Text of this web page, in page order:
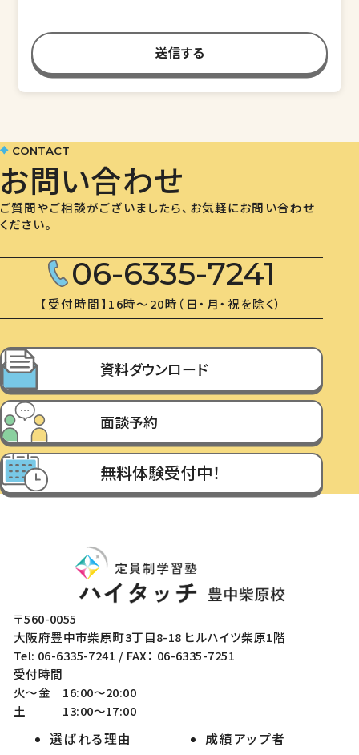
CONTACT
お問い合わせ
ご質問やご相談がございましたら、お気軽にお問い合わせ
ください。
06-6335-7241
【受付時間】16時〜20時（日・月・祝を除く）
資料ダウンロード
面談予約
無料体験受付中！
〒560-0055
大阪府豊中市柴原町3丁目8-18 ヒルハイツ柴原1階
Tel: 06-6335-7241 / FAX： 06-6335-7251
受付時間
火〜金
16:00〜20:00
土
13:00〜17:00
選ばれる理由 成績アップ者